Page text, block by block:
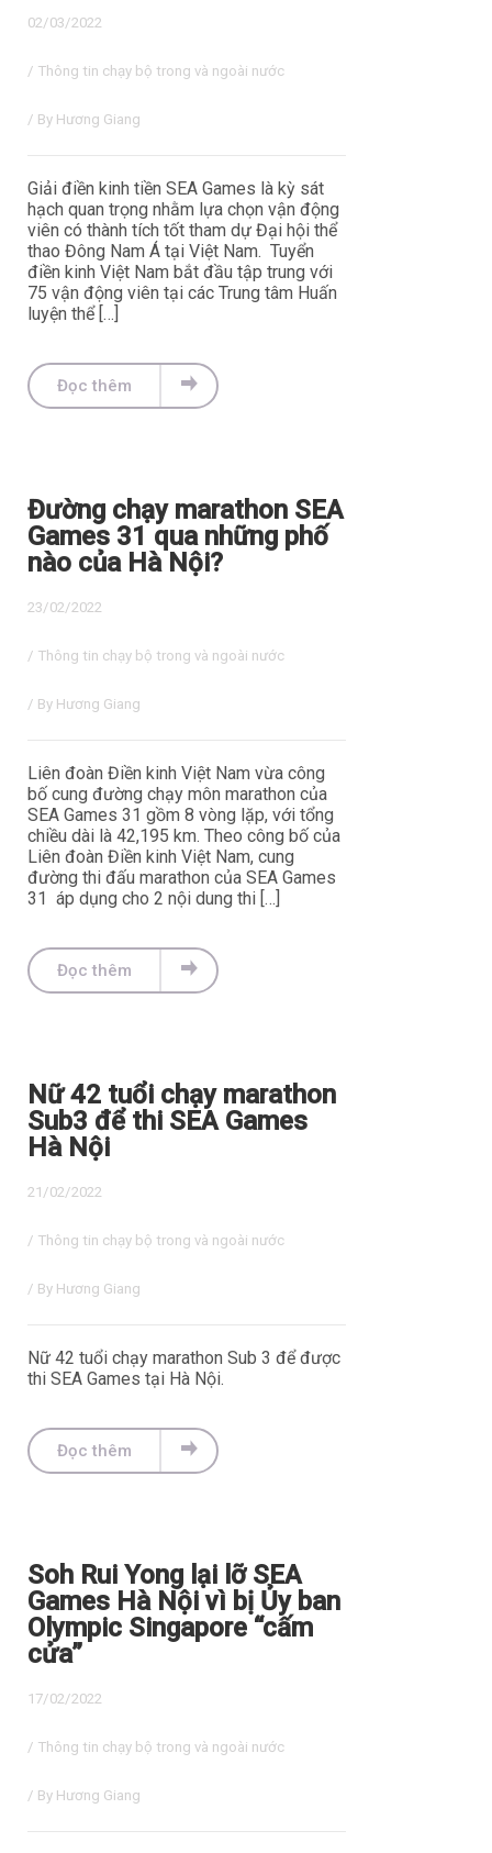
02/03/2022
/ Thông tin chạy bộ trong và ngoài nước
/ By Hương Giang
Giải điền kinh tiền SEA Games là kỳ sát
hạch quan trọng nhằm lựa chọn vận động
viên có thành tích tốt tham dự Đại hội thể
thao Đông Nam Á tại Việt Nam. Tuyển
điền kinh Việt Nam bắt đầu tập trung với
75 vận động viên tại các Trung tâm Huấn
luyện thể […]
Đọc thêm
Đường chạy marathon SEA
Games 31 qua những phố
nào của Hà Nội?
23/02/2022
/ Thông tin chạy bộ trong và ngoài nước
/ By Hương Giang
Liên đoàn Điền kinh Việt Nam vừa công
bố cung đường chạy môn marathon của
SEA Games 31 gồm 8 vòng lặp, với tổng
chiều dài là 42,195 km. Theo công bố của
Liên đoàn Điền kinh Việt Nam, cung
đường thi đấu marathon của SEA Games
31 áp dụng cho 2 nội dung thi […]
Đọc thêm
Nữ 42 tuổi chạy marathon
Sub3 để thi SEA Games
Hà Nội
21/02/2022
/ Thông tin chạy bộ trong và ngoài nước
/ By Hương Giang
Nữ 42 tuổi chạy marathon Sub 3 để được
thi SEA Games tại Hà Nội.
Đọc thêm
Soh Rui Yong lại lỡ SEA
Games Hà Nội vì bị Ủy ban
Olympic Singapore “cấm
cửa”
17/02/2022
/ Thông tin chạy bộ trong và ngoài nước
/ By Hương Giang